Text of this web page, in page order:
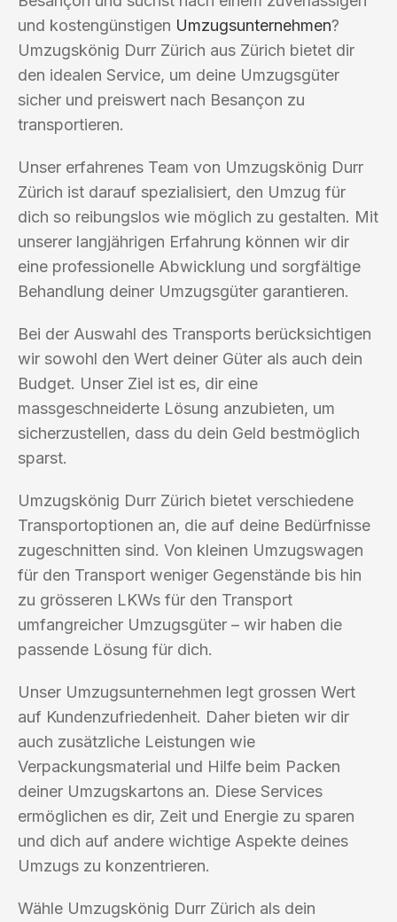
und kostengünstigen Umzugsunternehmen?
Umzugskönig Durr Zürich aus Zürich bietet dir
den idealen Service, um deine Umzugsgüter
sicher und preiswert nach Besançon zu
transportieren.
Unser erfahrenes Team von Umzugskönig Durr
Zürich ist darauf spezialisiert, den Umzug für
dich so reibungslos wie möglich zu gestalten. Mit
unserer langjährigen Erfahrung können wir dir
eine professionelle Abwicklung und sorgfältige
Behandlung deiner Umzugsgüter garantieren.
Bei der Auswahl des Transports berücksichtigen
wir sowohl den Wert deiner Güter als auch dein
Budget. Unser Ziel ist es, dir eine
massgeschneiderte Lösung anzubieten, um
sicherzustellen, dass du dein Geld bestmöglich
sparst.
Umzugskönig Durr Zürich bietet verschiedene
Transportoptionen an, die auf deine Bedürfnisse
zugeschnitten sind. Von kleinen Umzugswagen
für den Transport weniger Gegenstände bis hin
zu grösseren LKWs für den Transport
umfangreicher Umzugsgüter – wir haben die
passende Lösung für dich.
Unser Umzugsunternehmen legt grossen Wert
auf Kundenzufriedenheit. Daher bieten wir dir
auch zusätzliche Leistungen wie
Verpackungsmaterial und Hilfe beim Packen
deiner Umzugskartons an. Diese Services
ermöglichen es dir, Zeit und Energie zu sparen
und dich auf andere wichtige Aspekte deines
Umzugs zu konzentrieren.
Wähle Umzugskönig Durr Zürich als dein